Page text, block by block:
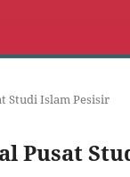
Studi Islam Pesisir
Pusat